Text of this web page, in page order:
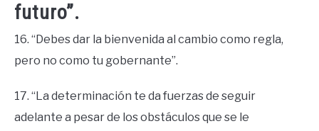
futuro”.
16. “Debes dar la bienvenida al cambio como regla,
pero no como tu gobernante”.
17. “La determinación te da fuerzas de seguir
adelante a pesar de los obstáculos que se le